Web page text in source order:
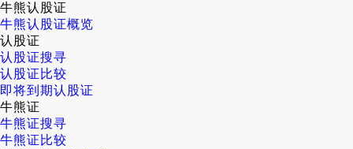
牛熊认股证
牛熊认股证概览
认股证
认股证搜寻
认股证比较
即将到期认股证
牛熊证
牛熊证搜寻
牛熊证比较